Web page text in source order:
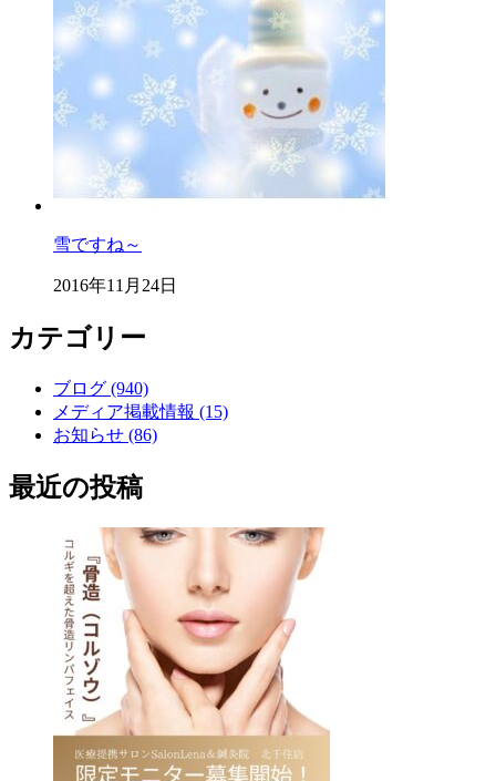
雪ですね～
2016年11月24日
カテゴリー
ブログ (940)
メディア掲載情報 (15)
お知らせ (86)
最近の投稿